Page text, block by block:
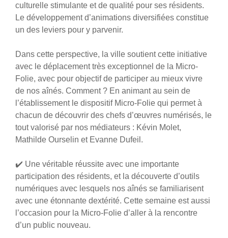
culturelle stimulante et de qualité pour ses résidents.
Le développement d’animations diversifiées constitue
un des leviers pour y parvenir.
Dans cette perspective, la ville soutient cette initiative
avec le déplacement très exceptionnel de la Micro-
Folie, avec pour objectif de participer au mieux vivre
de nos aînés. Comment ? En animant au sein de
l’établissement le dispositif Micro-Folie qui permet à
chacun de découvrir des chefs d’œuvres numérisés, le
tout valorisé par nos médiateurs : Kévin Molet,
Mathilde Ourselin et Evanne Dufeil.
✔️ Une véritable réussite avec une importante
participation des résidents, et la découverte d’outils
numériques avec lesquels nos aînés se familiarisent
avec une étonnante dextérité. Cette semaine est aussi
l’occasion pour la Micro-Folie d’aller à la rencontre
d’un public nouveau.